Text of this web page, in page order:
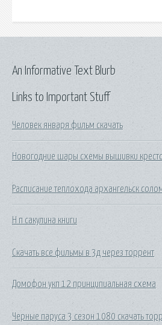
Links to Important Stuff
Человек января фильм скачать
Новогодние шары схемы вышивки
Расписание теплохода архангельск
Н п сакулина книги
Скачать все фильмы в 3д через торрент
Домофон укп 12 принципиальная схема
Черные паруса 3 сезон 1080 скачать
An Informative Text Blurb